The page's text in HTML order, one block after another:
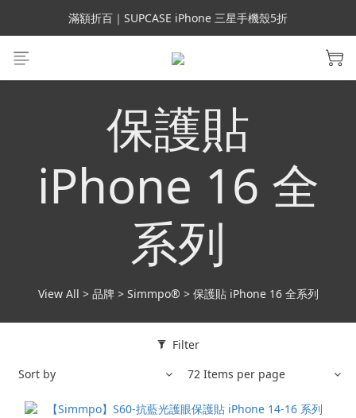
會員699免運｜父親節禮手機殼5折、行動電源66折
滿額折百｜SUPCASE iPhone 三星手機殼5折
會員699免運｜父親節禮手機殼5折、行動電源66折
保護貼
iPhone 16 全
系列
View All > 品牌 > Simmpo® > 保護貼 iPhone 16 全系列
Filter
Sort by
72 Items per page